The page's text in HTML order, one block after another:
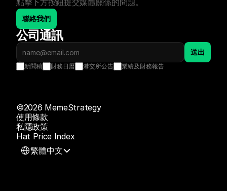
點擊下方按鈕提交媒體關係的問題。
聯絡我們
公司通訊
送出
新聞稿 財務日曆 港交所公告 業績及財務報告
©2026 MemeStrategy
使用條款
私隱政策
Hat Price Index
繁體中文